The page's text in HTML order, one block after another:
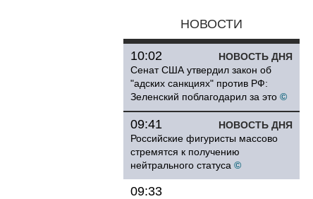
НОВОСТИ
НОВОСТЬ ДНЯ
10:02
Сенат США утвердил закон об
"адских санкциях" против РФ:
Зеленский поблагодарил за это ©
НОВОСТЬ ДНЯ
09:41
Российские фигуристы массово
стремятся к получению
нейтрального статуса ©
09:33